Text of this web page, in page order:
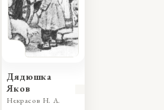
Дядюшка
Яков
Некрасов Н. А.